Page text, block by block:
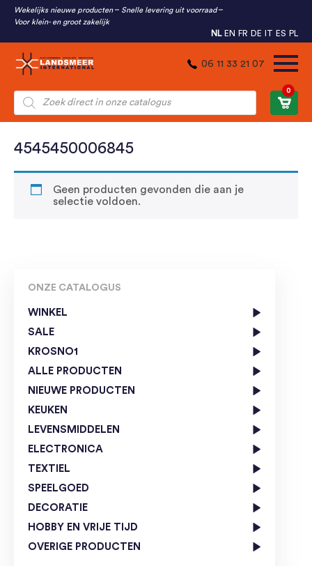
Wekelijks nieuwe producten
Snelle levering uit voorraad
Voor klein- en groot zakelijk
NL EN FR DE IT ES PL
06 11 33 21 07
Producten
zoeken
0
ONZE CATALOGUS
WINKEL
SALE
KROSNO1
ALLE PRODUCTEN
NIEUWE PRODUCTEN
KEUKEN
LEVENSMIDDELEN
ELECTRONICA
TEXTIEL
SPEELGOED
DECORATIE
HOBBY EN VRIJE TIJD
OVERIGE PRODUCTEN
4545450006845
Geen producten gevonden die aan je
selectie voldoen.